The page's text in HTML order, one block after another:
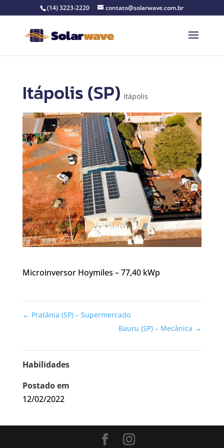
(14) 3223-2220 contato@solarwave.com.br
Itápolis (SP) Itápolis
Microinversor Hoymiles – 77,40 kWp
← Pratânia (SP) – Supermercado
Bauru (SP) – Mecânica →
Habilidades
Postado em
12/02/2022